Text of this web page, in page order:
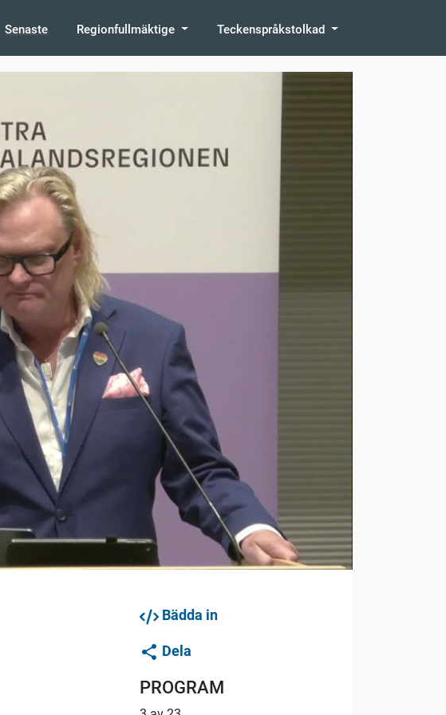
Senaste Regionfullmäktige Teckenspråkstolkad
Bädda in
Dela
PROGRAM